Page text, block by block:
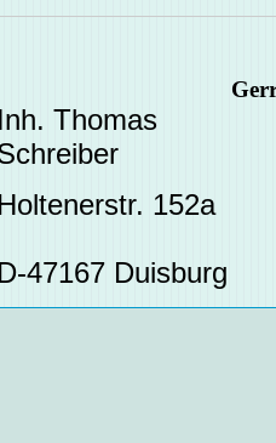
Inh. Thomas
Holtenerstr. 152a
D-47167 Duisburg